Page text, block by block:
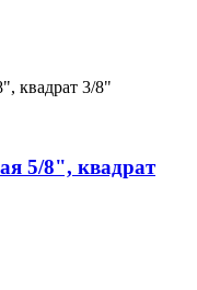
5/8", квадрат